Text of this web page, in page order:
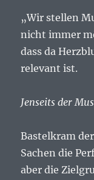
„Wir stellen
nicht immer
dass da
relevant ist.
Jenseits der
Bastelkram
Sachen die
aber die